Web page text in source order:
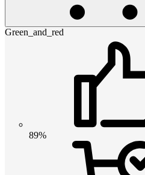
Green_and_red
89%